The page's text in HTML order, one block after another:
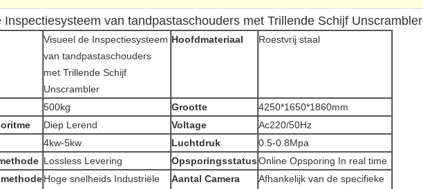
Inspectiesysteem van tandpastaschouders met Trillende Schijf Unscrambler
Visueel de Inspectiesysteem
van tandpastaschouders
met Trillende Schijf
Unscrambler
Hoofdmateriaal Roestvrij staal
500kg Grootte
4250*1650*1860mm
Diep Lerend Voltage
Ac220/50Hz
4kw-5kw Luchtdruk
0.5-0.8Mpa
Lossless Levering OpsporingsstatusOnline Opsporing In real time
Hoge snelheids Industriële
Aantal Camera
Afhankelijk van de specifieke